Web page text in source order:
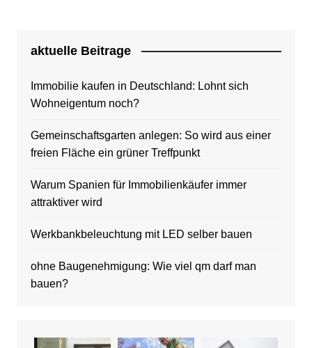
aktuelle Beitrage
Immobilie kaufen in Deutschland: Lohnt sich
Wohneigentum noch?
Gemeinschaftsgarten anlegen: So wird aus einer
freien Fläche ein grüner Treffpunkt
Warum Spanien für Immobilienkäufer immer
attraktiver wird
Werkbankbeleuchtung mit LED selber bauen
ohne Baugenehmigung: Wie viel qm darf man
bauen?